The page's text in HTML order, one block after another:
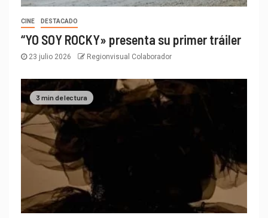
CINE DESTACADO
“YO SOY ROCKY» presenta su primer tráiler
23 julio 2026 Regionvisual Colaborador
3 min de lectura